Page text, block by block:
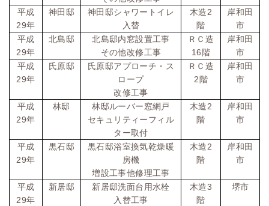
平成
29年
神田邸
神田邸シャワートイレ
入替
木造2
階
岸和田
市
平成
29年
北島邸
北島邸内窓設置工事
その他改修工事
ＲＣ造
16 階
岸和田
市
平成
29年
氏原邸
氏原邸アプローチ・ス
ロープ
改修工事
ＲＣ造
2 階
岸和田
市
平成
29年
林邸
林邸ルーバー窓網戸
セキュリティーフィル
ター取付
木造2
階
岸和田
市
平成
29年
黒石邸
黒石邸浴室換気乾燥暖
房機
増設工事他修理工事
木造2
階
岸和田
市
平成
29年
新居邸
新居邸洗面台用水栓
入替工事
木造3
階
堺市